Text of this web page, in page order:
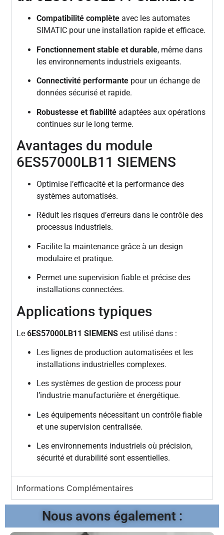
Compatibilité complète avec les automates
SIMATIC pour une installation rapide et efficace.
Fonctionnement stable et durable, même dans
les environnements industriels exigeants.
Connectivité performante pour un échange de
données sécurisé et rapide.
Robustesse et fiabilité adaptées aux opérations
continues sur le long terme.
Avantages du module
6ES57000LB11 SIEMENS
Optimise l’efficacité et la performance des
systèmes automatisés.
Réduit les risques d’erreurs dans le contrôle des
processus industriels.
Facilite la maintenance grâce à un design
modulaire et pratique.
Permet une supervision fiable et précise des
installations connectées.
Applications typiques
Le6ES57000LB11 SIEMENS est utilisé dans :
Les lignes de production automatisées et les
installations industrielles complexes.
Les systèmes de gestion de process pour
l’industrie manufacturière et énergétique.
Les équipements nécessitant un contrôle fiable
et une supervision centralisée.
Les environnements industriels où précision,
sécurité et durabilité sont essentielles.
Informations Complémentaires
Nous avons également :